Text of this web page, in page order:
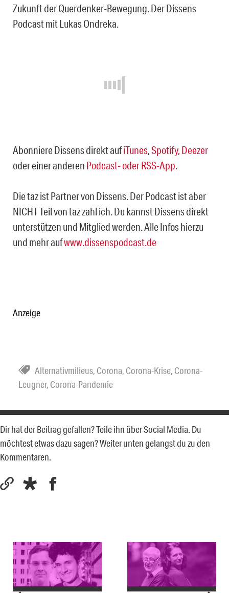
Zukunft der Querdenker-Bewegung. Der Dissens
Podcast mit Lukas Ondreka.
Abonniere Dissens direkt aufiTunes,Spotify, Deezer
oder einer anderen Podcast- oder RSS-App.
Die taz ist Partner von Dissens. Der Podcast ist aber
NICHT Teil von taz zahl ich. Du kannst Dissens direkt
unterstützen und Mitglied werden. Alle Infos hierzu
und mehr aufwww.dissenspodcast.de
Anzeige
Alternativmilieus, Corona, Corona-Krise, Corona-
Leugner, Corona-Pandemie
Dir hat der Beitrag gefallen? Teile ihn über Social Media. Du
möchtest etwas dazu sagen? Weiter unten gelangst du zu den
Kommentaren.